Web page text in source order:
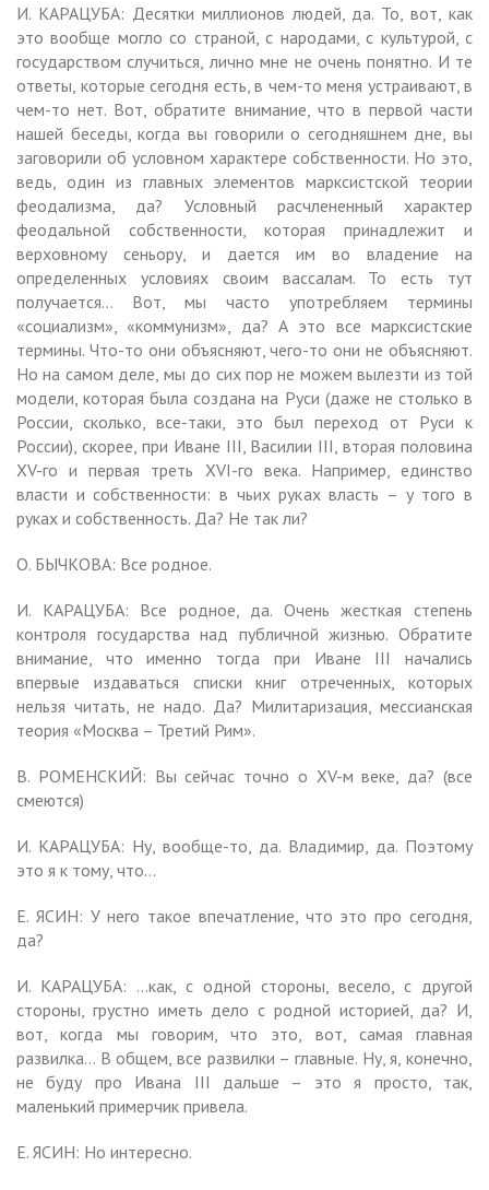
И. КАРАЦУБА: Десятки миллионов людей, да. То, вот, как
это вообще могло со страной, с народами, с культурой, с
государством случиться, лично мне не очень понятно. И те
ответы, которые сегодня есть, в чем-то меня устраивают, в
чем-то нет. Вот, обратите внимание, что в первой части
нашей беседы, когда вы говорили о сегодняшнем дне, вы
заговорили об условном характере собственности. Но это,
ведь, один из главных элементов марксистской теории
феодализма, да? Условный расчлененный характер
феодальной собственности, которая принадлежит и
верховному сеньору, и дается им во владение на
определенных условиях своим вассалам. То есть тут
получается… Вот, мы часто употребляем термины
«социализм», «коммунизм», да? А это все марксистские
термины. Что-то они объясняют, чего-то они не объясняют.
Но на самом деле, мы до сих пор не можем вылезти из той
модели, которая была создана на Руси (даже не столько в
России, сколько, все-таки, это был переход от Руси к
России), скорее, при Иване III, Василии III, вторая половина
XV-го и первая треть XVI-го века. Например, единство
власти и собственности: в чьих руках власть – у того в
руках и собственность. Да? Не так ли?
О. БЫЧКОВА: Все родное.
И. КАРАЦУБА: Все родное, да. Очень жесткая степень
контроля государства над публичной жизнью. Обратите
внимание, что именно тогда при Иване III начались
впервые издаваться списки книг отреченных, которых
нельзя читать, не надо. Да? Милитаризация, мессианская
теория «Москва – Третий Рим».
В. РОМЕНСКИЙ: Вы сейчас точно о XV-м веке, да? (все
смеются)
И. КАРАЦУБА: Ну, вообще-то, да. Владимир, да. Поэтому
это я к тому, что…
Е. ЯСИН: У него такое впечатление, что это про сегодня,
да?
И. КАРАЦУБА: …как, с одной стороны, весело, с другой
стороны, грустно иметь дело с родной историей, да? И,
вот, когда мы говорим, что это, вот, самая главная
развилка… В общем, все развилки – главные. Ну, я, конечно,
не буду про Ивана III дальше – это я просто, так,
маленький примерчик привела.
Е. ЯСИН: Но интересно.